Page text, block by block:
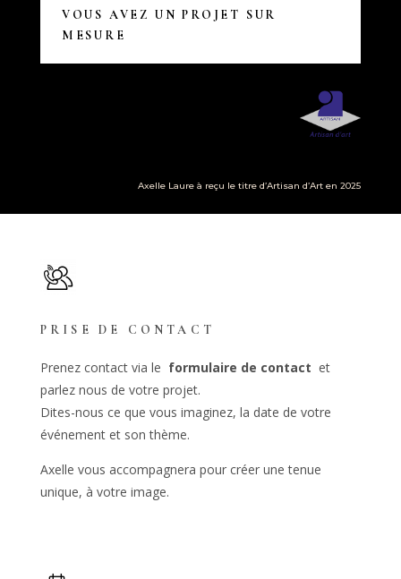
VOUS AVEZ UN PROJET SUR
MESURE
Axelle Laure à reçu le titre d’Artisan d’Art en 2025
PRISE DE CONTACT
Prenez contact via le formulaire de contact et
parlez nous de votre projet.
Dites-nous ce que vous imaginez, la date de votre
événement et son thème.
Axelle vous accompagnera pour créer une tenue
unique, à votre image.